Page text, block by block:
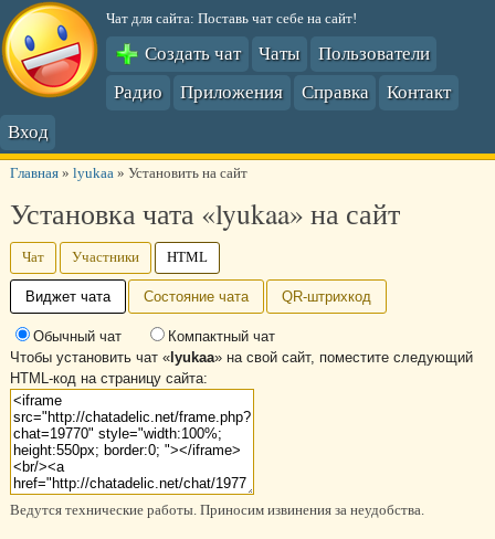
Чат для сайта: Поставь чат себе на сайт!
Создать чат Чаты
Пользователи
Радио
Приложения Справка
Контакт
Вход
Главная» lyukaa» Установить на сайт
Установка чата «lyukaa» на сайт
Чат Участники HTML
Виджет чата Состояние чата QR-штрихкод
Обычный чат
Компактный чат
Чтобы установить чат «lyukaa» на свой сайт, поместите следующий
HTML-код на страницу сайта: